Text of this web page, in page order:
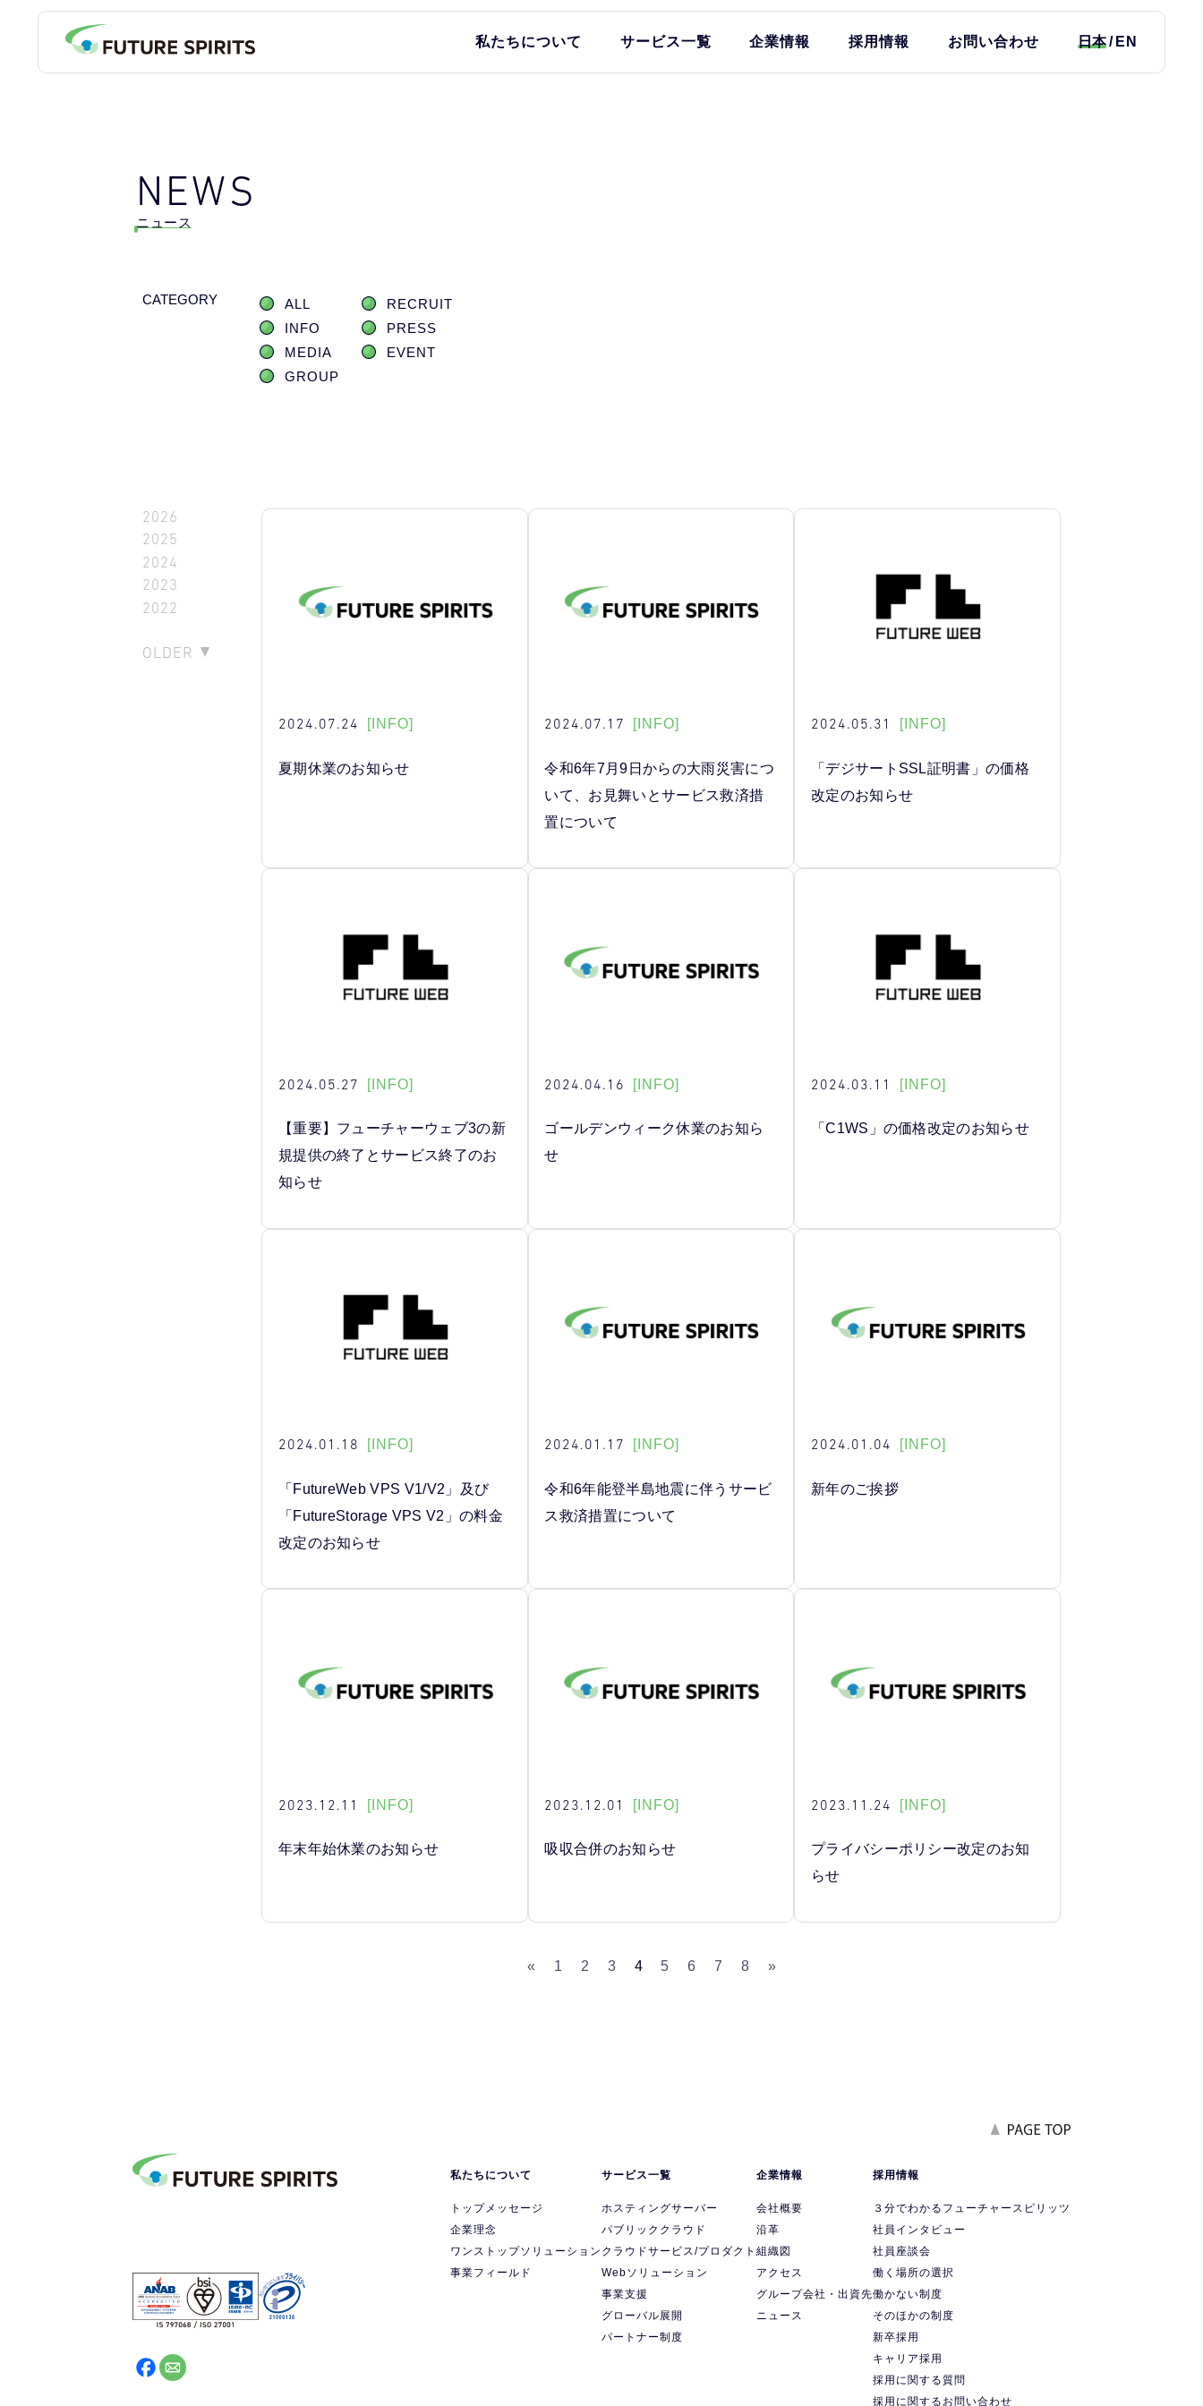
私たちについて サービス一覧 企業情報 採用情報 お問い合わせ 日本 EN
NEWS
ニュース
CATEGORY ALL
RECRUIT
INFO
PRESS
MEDIA
EVENT
GROUP
2026
2025
2024
2023
2022
OLDER
2024.07.24 [INFO]
夏期休業のお知らせ
2024.07.17 [INFO]
令和6年7月9日からの大雨災害につ
いて、お見舞いとサービス救済措
置について
2024.05.31 [INFO]
「デジサートSSL証明書」の価格
改定のお知らせ
2024.05.27 [INFO]
【重要】フューチャーウェブ3の新
規提供の終了とサービス終了のお
知らせ
2024.04.16 [INFO]
ゴールデンウィーク休業のお知ら
せ
2024.03.11 [INFO]
「C1WS」の価格改定のお知らせ
2024.01.18 [INFO]
「FutureWeb VPS V1/V2」及び
「FutureStorage VPS V2」の料金
改定のお知らせ
2024.01.17 [INFO]
令和6年能登半島地震に伴うサービ
ス救済措置について
2024.01.04 [INFO]
新年のご挨拶
2023.12.11 [INFO]
年末年始休業のお知らせ
2023.12.01 [INFO]
吸収合併のお知らせ
2023.11.24 [INFO]
プライバシーポリシー改定のお知
らせ
« 1 2 3 4 5 6 7 8 »
私たちについて
トップメッセージ
企業理念
ワンストップソリューション
事業フィールド
サービス一覧
ホスティングサーバー
パブリッククラウド
クラウドサービス/プロダクト
Webソリューション
事業支援
グローバル展開
パートナー制度
企業情報
会社概要
沿革
組織図
アクセス
グループ会社・出資先
ニュース
採用情報
３分でわかるフューチャースピリッツ
社員インタビュー
社員座談会
働く場所の選択
働かない制度
そのほかの制度
新卒採用
キャリア採用
採用に関する質問
採用に関するお問い合わせ